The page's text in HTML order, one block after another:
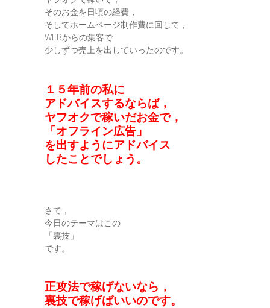
そのお金を日頃の経費，
そしてホームページ制作費に回して，
WEBからの集客で
少しずつ売上を出していったのです。
１５年前の私に
アドバイスするならば，
ヤフオクで稼いだお金で，
「オフライン広告」
を出すようにアドバイス
したことでしょう。
さて，
今日のテーマはこの
「裏技」
です。
正攻法で稼げないなら，
裏技で稼げばいいのです。